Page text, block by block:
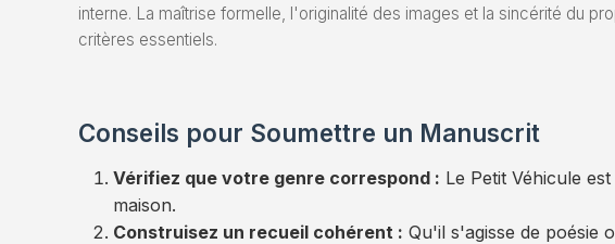
interne. La maîtrise formelle, l'originalité des images et la sincérité du
critères essentiels.
Conseils pour Soumettre un Manuscrit
Vérifiez que votre genre correspond : Le Petit Véhicule
maison.
Construisez un recueil cohérent : Qu'il s'agisse de poésie